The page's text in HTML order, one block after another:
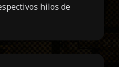
hilos de